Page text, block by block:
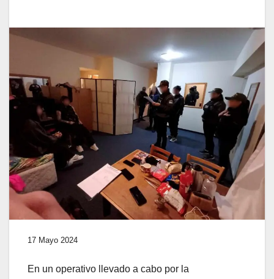
17 Mayo 2024
En un operativo llevado a cabo por la